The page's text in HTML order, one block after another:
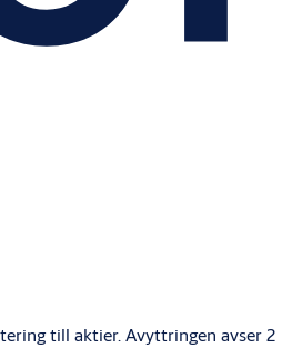
till aktier. Avyttringen avser 2